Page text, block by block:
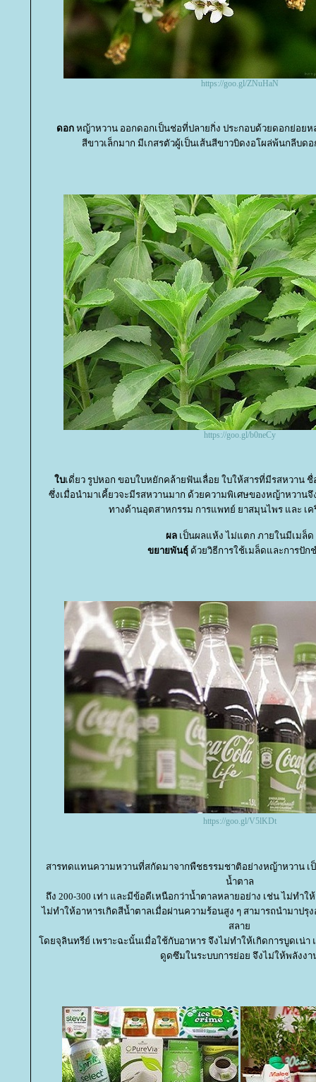
https://goo.gl/ZNuHaN
ดอก หญ้าหวาน ออกดอกเป็นช่อที่ปลายกิ่ง ประกอบด้วยดอกย่อย
สีขาวเล็กมาก มีเกสรตัวผู้เป็นเส้นสีขาวบิดงอโผล่พ้นกลีบด
https://goo.gl/b0neCy
บเดี่ยว รูปหอก ขอบใบหยักคล้ายฟันเลื่อย ใบให้สารที่มีรสหวาน ชื่
ซึ่งเมื่อนำมาเคี้ยวจะมีรสหวานมาก ด้วยความพิเศษของหญ้าหวาน
ทางด้านอุตสาหกรรม การแพทย์ ยาสมุนไพร และ
ผลเป็นผลแห้ง ไม่แตก ภายในมีเมล็ด
ขยายพันธุ์ ด้วยวิธีการใช้เมล็ดและการปัก
https://goo.gl/V5lKDt
สารทดแทนความหวานที่สกัดมาจากพืชธรรมชาติอย่างหญ้าหวาน เ
น้ำตาล
ถึง 200-300 เท่า และมีข้อดีเหนือกว่าน้ำตาลหลายอย่าง เช่น ไม่ทำ
ไม่ทำให้อาหารเกิดสีน้ำตาลเมื่อผ่านความร้อนสูง ๆ สามารถนำมาป
สลา
ดยจุลินทรีย์ เพราะฉะนั้นเมื่อใช้กับอาหาร จึงไม่ทำให้เกิดการบูดเน่
ดูดซึมในระบบการย่อย จึงไม่ให้พลังงา